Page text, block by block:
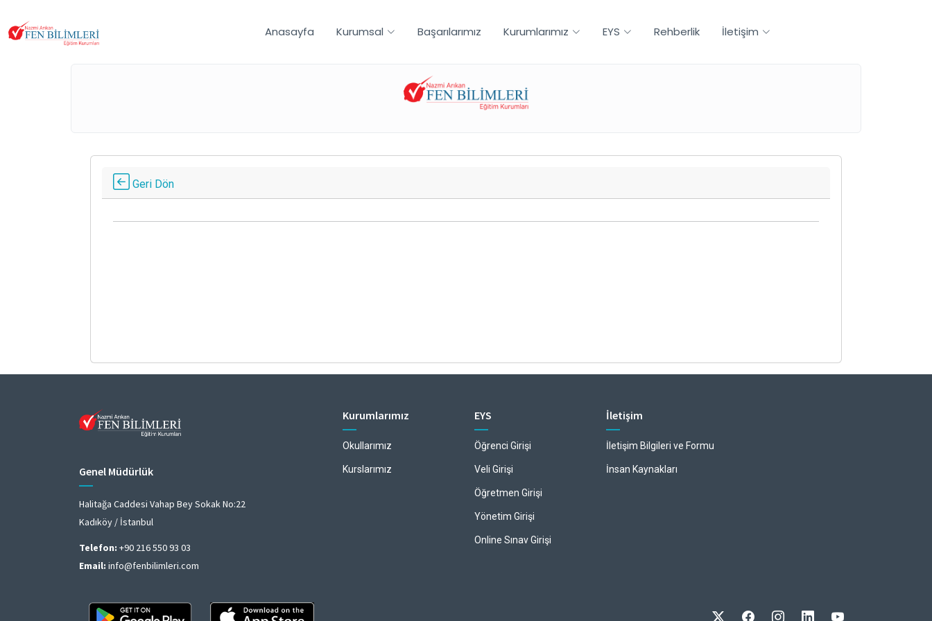
Anasayfa Kurumsal Başarılarımız Kurumlarımız EYS Rehberlik İletişim
Geri Dön
Genel Müdürlük
Halitağa Caddesi Vahap Bey Sokak No:22
Kadıköy / İstanbul
Telefon: +90 216 550 93 03
Email: info@fenbilimleri.com
Kurumlarımız
Okullarımız
Kurslarımız
EYS
Öğrenci Girişi
Veli Girişi
Öğretmen Girişi
Yönetim Girişi
Online Sınav Girişi
İletişim
İletişim Bilgileri ve Formu
İnsan Kaynakları